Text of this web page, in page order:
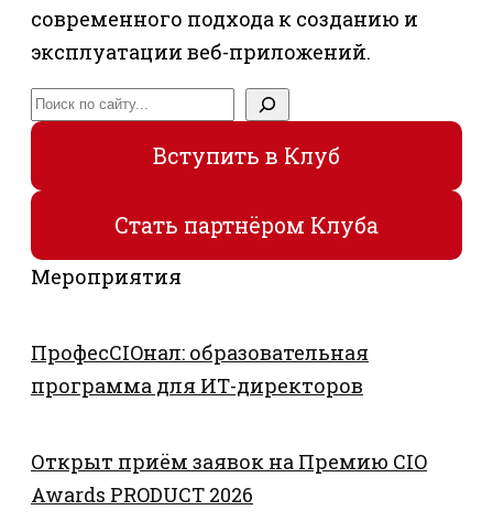
современного подхода к созданию и
эксплуатации веб-приложений.
Поиск
Вступить в Клуб
Стать партнёром Клуба
Мероприятия
ПрофесCIOнал: образовательная
программа для ИТ-директоров
Открыт приём заявок на Премию CIO
Awards PRODUCT 2026